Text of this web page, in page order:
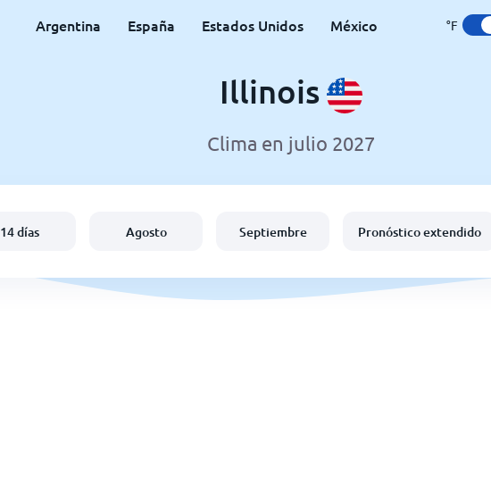
Argentina España Estados Unidos México °F
Illinois
Clima en julio 2027
14 días Agosto Septiembre Pronóstico extendido